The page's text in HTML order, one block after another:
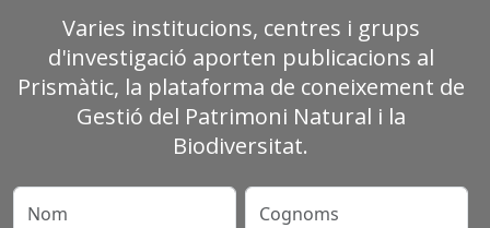
Varies institucions, centres i grups
d'investigació aporten publicacions al
Prismàtic, la plataforma de coneixement de
Gestió del Patrimoni Natural i la
Biodiversitat.
Nom Cognoms